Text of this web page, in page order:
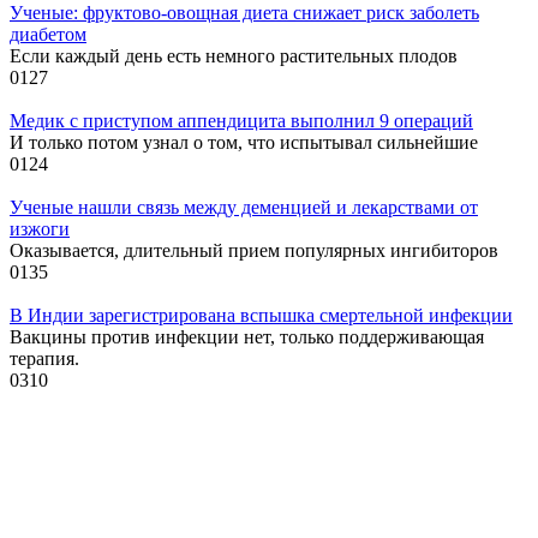
Ученые: фруктово-овощная диета снижает риск заболеть
диабетом
Если каждый день есть немного растительных плодов
0127
Медик с приступом аппендицита выполнил 9 операций
И только потом узнал о том, что испытывал сильнейшие
0124
Ученые нашли связь между деменцией и лекарствами от
изжоги
Оказывается, длительный прием популярных ингибиторов
0135
В Индии зарегистрирована вспышка смертельной инфекции
Вакцины против инфекции нет, только поддерживающая
терапия.
0310